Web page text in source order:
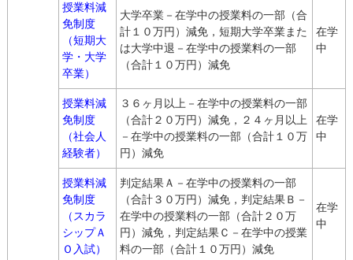
授業料減
免制度
（短期大
学・大学
卒業）
大学卒業－在学中の授業料の一部（合
計１０万円）減免，短期大学卒業また
は大学中退－在学中の授業料の一部
（合計１０万円）減免
在学
中
授業料減
免制度
（社会人
経験者）
３６ヶ月以上－在学中の授業料の一部
（合計２０万円）減免，２４ヶ月以上
－在学中の授業料の一部（合計１０万
円）減免
在学
中
授業料減
免制度
（スカラ
シップＡ
Ｏ入試）
判定結果Ａ－在学中の授業料の一部
（合計３０万円）減免，判定結果Ｂ－
在学中の授業料の一部（合計２０万
円）減免，判定結果Ｃ－在学中の授業
料の一部（合計１０万円）減免
在学
中